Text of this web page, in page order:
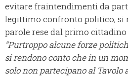
evitare fraintendimenti da
legittimo confronto politico, si
parole rese dal primo
“Purtroppo alcune forze
si rendono conto che in un
solo non partecipano al